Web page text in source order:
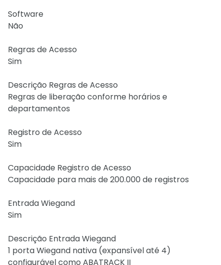
Software
Não
Regras de Acesso
Sim
Descrição Regras de Acesso
Regras de liberação conforme horários e
departamentos
Registro de Acesso
Sim
Capacidade Registro de Acesso
Capacidade para mais de 200.000 de registros
Entrada Wiegand
Sim
Descrição Entrada Wiegand
1 porta Wiegand nativa (expansível até 4)
configurável como ABATRACK II